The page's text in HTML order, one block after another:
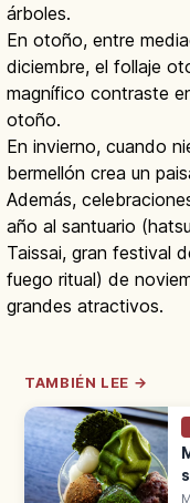
árboles.
En otoño, entre
diciembre, el follaje
magnífico contraste
otoño.
En invierno, cuando
bermellón crea un
Además,
año al santuario
Taissai, gran festival
fuego ritual) de
grandes atractivos.
TAMBIÉN LEE →